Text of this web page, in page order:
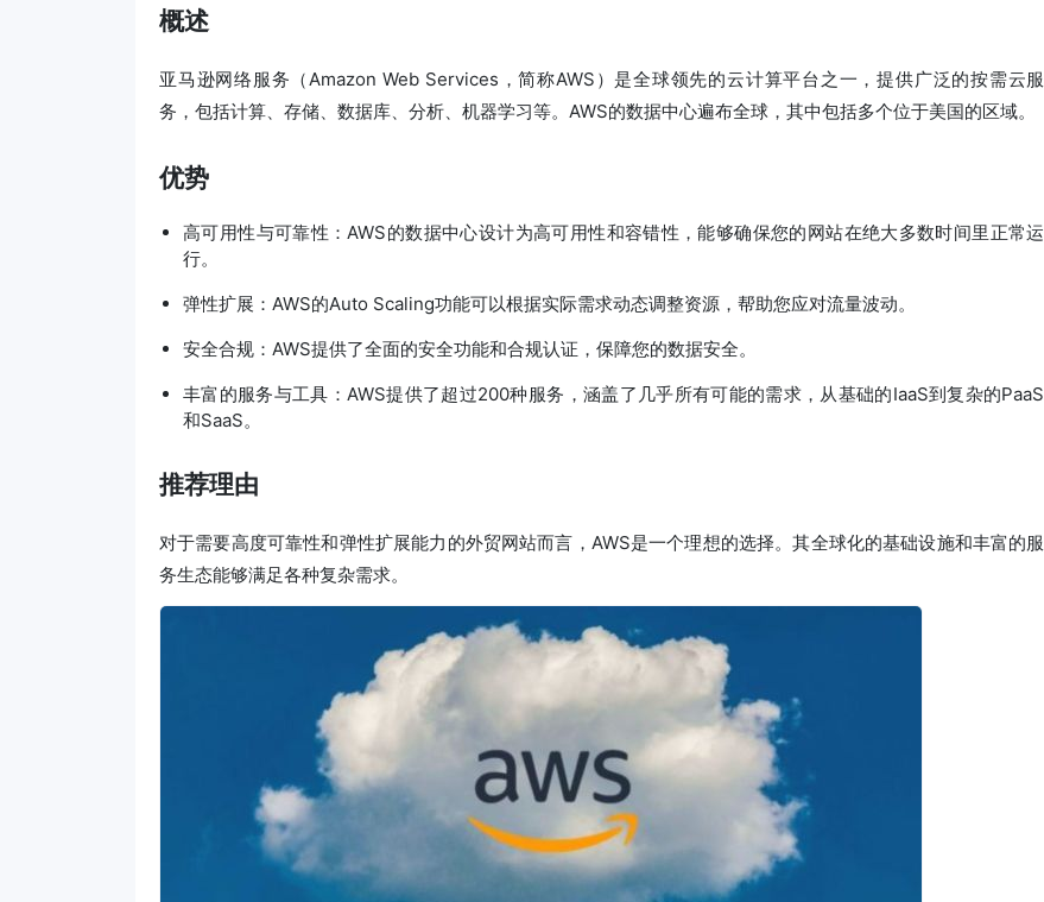
概述
亚马逊网络服务（Amazon Web Services，简称AWS）是全球领先的云计算平台之一，提供广泛的按需云服
务，包括计算、存储、数据库、分析、机器学习等。AWS的数据中心遍布全球，其中包括多个位于美国的区域。
优势
高可用性与可靠性：AWS的数据中心设计为高可用性和容错性，能够确保您的网站在绝大多数时间里正常运
行。
弹性扩展：AWS的Auto Scaling功能可以根据实际需求动态调整资源，帮助您应对流量波动。
安全合规：AWS提供了全面的安全功能和合规认证，保障您的数据安全。
丰富的服务与工具：AWS提供了超过200种服务，涵盖了几乎所有可能的需求，从基础的IaaS到复杂的PaaS
和SaaS。
推荐理由
对于需要高度可靠性和弹性扩展能力的外贸网站而言，AWS是一个理想的选择。其全球化的基础设施和丰富的服
务生态能够满足各种复杂需求。